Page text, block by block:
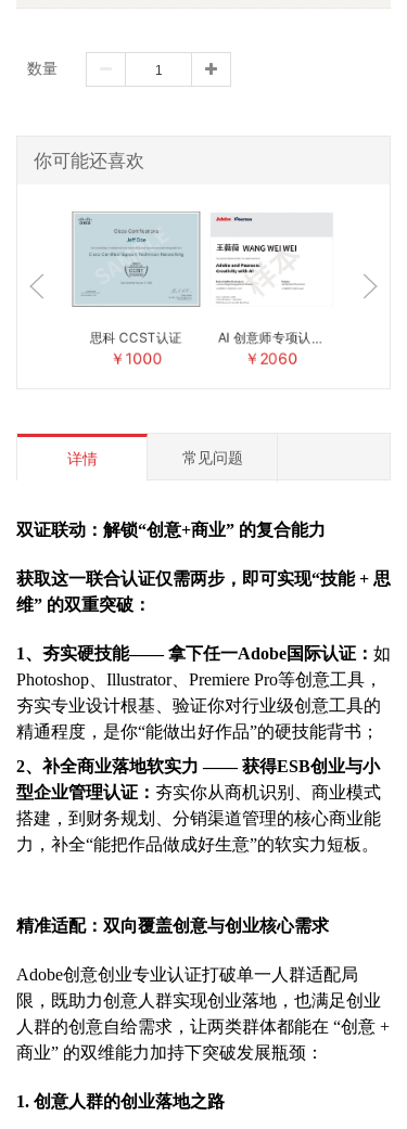
数量
你可能还喜欢
思科 CCST认证
￥1000
AI 创意师专项认证
（GAI+PS）
￥2060
详情 常见问题
双证联动：解锁“创意+商业” 的复合能力
获取这一联合认证仅需两步，即可实现“技能 + 思
维” 的双重突破：
1、 夯实硬技能——拿下任一Adobe国际认证： 如
Photoshop、Illustrator、Premiere Pro等创意工具，
夯实专业设计根基、 验证你对行业级创意工具的
精通程度，是你“能做出好作品”的硬技能背书；
2、补全商业落地软实力 —— 获得ESB创业与小
型企业管理认证 ： 夯实你从商机识别、商业模式
搭建，到财务规划、分销渠道管理的核心商业能
力，补全“能把作品做成好生意”的软实力短板。
精准适配：双向覆盖创意与创业核心需求
Adobe创意创业专业认证打破单一人群适配局
限，既助力创意人群实现创业落地，也满足创业
人群的创意自给需求，让两类群体都能在 “创意 +
商业” 的双维能力加持下突破发展瓶颈：
1. 创意人群的创业落地之路